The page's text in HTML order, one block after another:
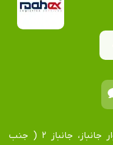
آدرس دفتر: مشهد، بلوار فردوسی، بلوار جانباز، جانباز ۲ ( جنب